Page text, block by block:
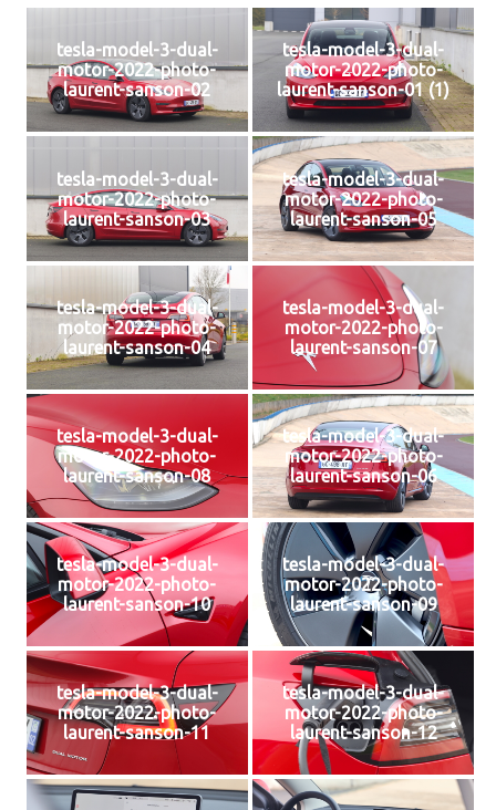
tesla-model-3-dual-
motor-2022-photo-
laurent-sanson-02
tesla-model-3-dual-
motor-2022-photo-
laurent-sanson-01 (1)
tesla-model-3-dual-
motor-2022-photo-
laurent-sanson-03
tesla-model-3-dual-
motor-2022-photo-
laurent-sanson-05
tesla-model-3-dual-
motor-2022-photo-
laurent-sanson-04
tesla-model-3-dual-
motor-2022-photo-
laurent-sanson-07
tesla-model-3-dual-
motor-2022-photo-
laurent-sanson-08
tesla-model-3-dual-
motor-2022-photo-
laurent-sanson-06
tesla-model-3-dual-
motor-2022-photo-
laurent-sanson-10
tesla-model-3-dual-
motor-2022-photo-
laurent-sanson-09
tesla-model-3-dual-
motor-2022-photo-
laurent-sanson-11
tesla-model-3-dual-
motor-2022-photo-
laurent-sanson-12